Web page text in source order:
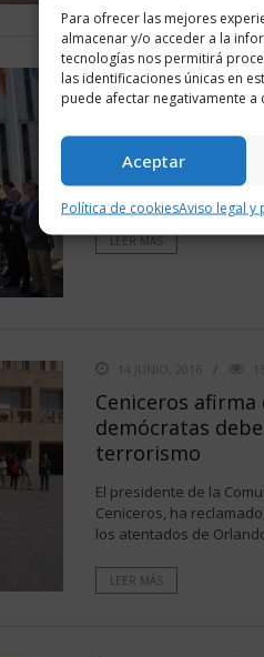
Para ofrecer las mejores
almacenar y/o acceder a la
tecnologías nos permitirá
las identificaciones únicas en
puede afectar negativamente a
Aceptar
Política de cookiesAviso legal y
16 JULIO, 2016
El Gobierno de
consternación
El Ejecutivo autónomo
LEER MÁS
14 JUNIO, 2016
Ceniceros
demócratas
terrorismo
El presidente de la
Ceniceros, ha
los atentados de
LEER MÁS